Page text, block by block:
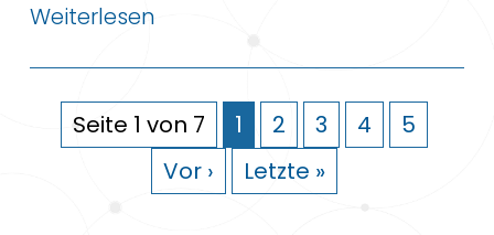
Weiterlesen
Seite 1 von 7 1 2 3 4
5
Vor ›
Letzte »